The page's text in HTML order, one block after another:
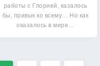
работы с Глорией, казалось
бы, привык ко всему… Но как
оказалось в мире…